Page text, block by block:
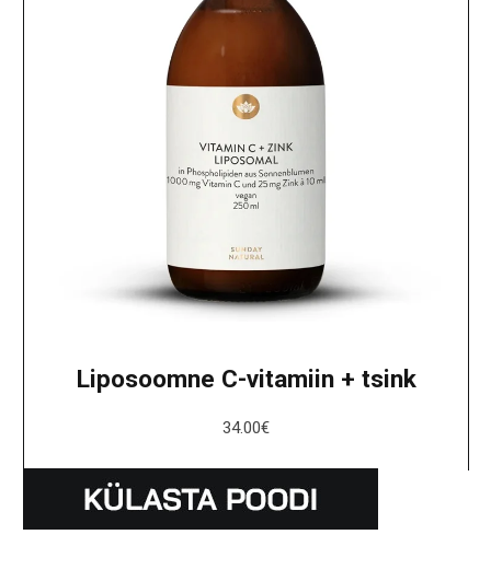
Liposoomne C-vitamiin + tsink
34.00€